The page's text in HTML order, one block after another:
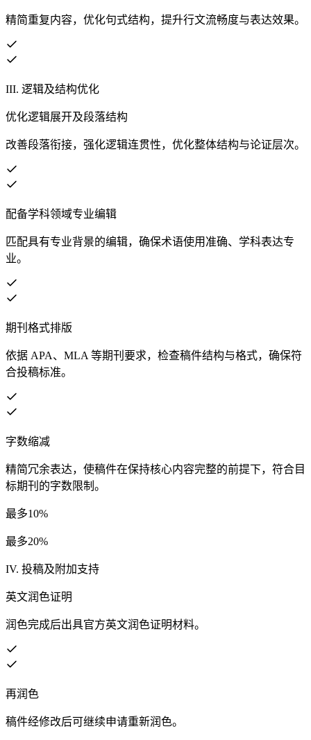
精简重复内容，优化句式结构，提升行文流畅度与表达效果。
III. 逻辑及结构优化
优化逻辑展开及段落结构
改善段落衔接，强化逻辑连贯性，优化整体结构与论证层次。
配备学科领域专业编辑
匹配具有专业背景的编辑，确保术语使用准确、学科表达专
业。
期刊格式排版
依据 APA、MLA 等期刊要求，检查稿件结构与格式，确保符
合投稿标准。
字数缩减
精简冗余表达，使稿件在保持核心内容完整的前提下，符合目
标期刊的字数限制。
最多10%
最多20%
IV. 投稿及附加支持
英文润色证明
润色完成后出具官方英文润色证明材料。
再润色
稿件经修改后可继续申请重新润色。